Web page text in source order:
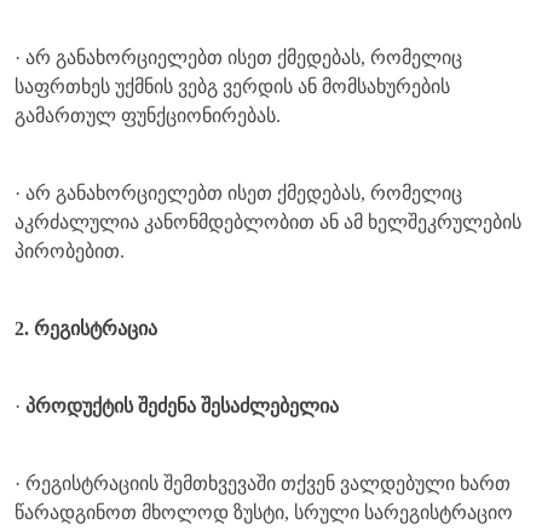
· არ განახორციელებთ ისეთ ქმედებას, რომელიც
საფრთხეს უქმნის ვებგ ვერდის ან მომსახურების
გამართულ ფუნქციონირებას.
· არ განახორციელებთ ისეთ ქმედებას, რომელიც
აკრძალულია კანონმდებლობით ან ამ ხელშეკრულების
პირობებით.
2. რეგისტრაცია
· პროდუქტის შეძენა შესაძლებელია
· რეგისტრაციის შემთხვევაში თქვენ ვალდებული ხართ
წარადგინოთ მხოლოდ ზუსტი, სრული სარეგისტრაციო